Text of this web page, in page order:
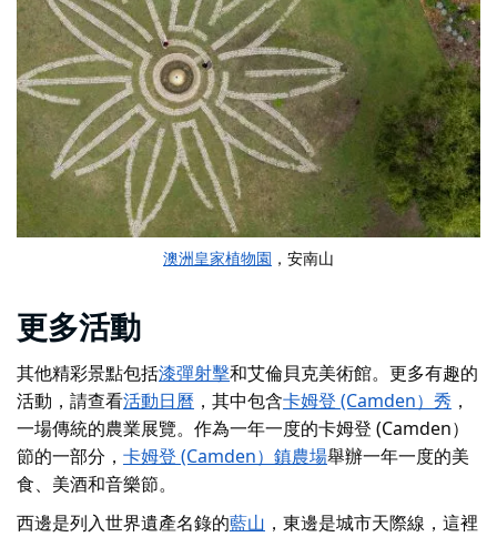
澳洲皇家植物園 ，安南山
更多活動
其他精彩景點包括漆彈射擊和艾倫貝克美術館。更多有趣的
活動，請查看活動日曆 ，其中包含卡姆登 (Camden）秀 ，
一場傳統的農業展覽。作為一年一度的卡姆登 (Camden）
節的一部分， 卡姆登 (Camden）鎮農場舉辦一年一度的美
食、美酒和音樂節。
西邊是列入世界遺產名錄的藍山 ，東邊是城市天際線，這裡